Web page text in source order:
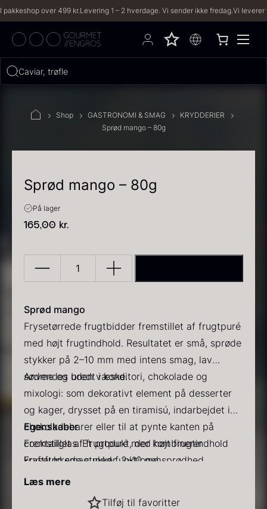
over 499 kr.Levering 1 – 2 hverdage. Vi sender ikke fredag.Vi leverer til både
Hvad leder du efter?
PRODUKTER(2,333)
2333 resultater
PRUNIER Classique Caviar
192,00 kr.
På lager
Gold caviar
Fra 160,00 kr.
På lager
Shop GASTRONOMI & SMAG
KRYDDERIER
Sprød mango – 80g
Sprød mango – 80g
165,00 kr.
På lager
-
80g
antal
Sprød mango
Frysetørrede frugtbidder fremstillet af frugtpuré
med højt frugtindhold. Resultatet er små, sprøde
stykker på 2–10 mm med intens smag, lav
sødme og uden væske.
Anvendes bredt i konditori, chokolade og
mixologi: som dekorativt element på desserter
og kager, drysset på en tiramisú, indarbejdet i
chokoladebarer eller til at pynte kanten på
cocktailglas. Et produkt, der kombinerer
kraftfuld smag med funktionel sprødhed.
Egenskaber
Fremstillet af frugtpuré med højt frugtindhold
Frysetørrede stykker, 2–10 mm
Intens frugtsmag og lav sødme
Velegnet til desserter, chokolade og cocktails
Læs mere
Tilføj til favoritter